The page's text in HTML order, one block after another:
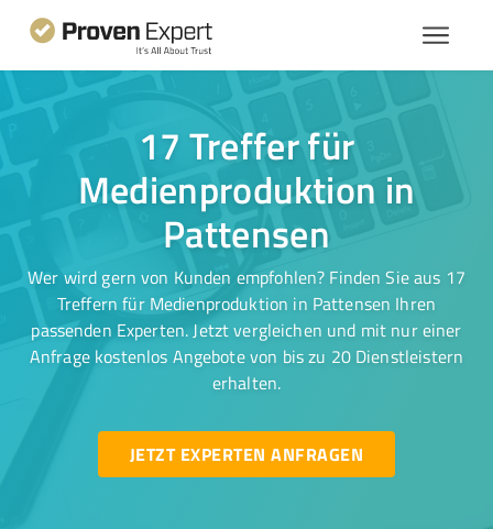
17 Treffer für
Medienproduktion in
Pattensen
Wer wird gern von Kunden empfohlen? Finden Sie aus 17
Treffern für Medienproduktion in Pattensen Ihren
passenden Experten. Jetzt vergleichen und mit nur einer
Anfrage kostenlos Angebote von bis zu 20 Dienstleistern
erhalten.
JETZT EXPERTEN ANFRAGEN